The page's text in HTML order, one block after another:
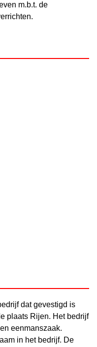
m.b.t. de
dat gevestigd is
plaats Rijen. Het bedrijf
eenmanszaak.
in het bedrijf. De